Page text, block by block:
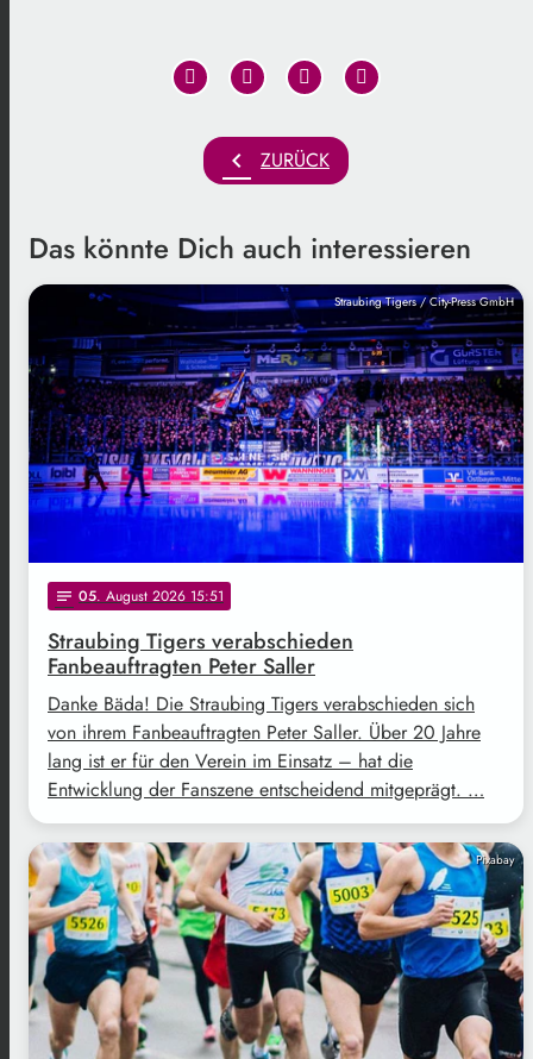
chevron_left ZURÜCK
Das könnte Dich auch interessieren
Straubing Tigers / City-Press GmbH
notes 05. August 2026 15:51
Straubing Tigers verabschieden
Fanbeauftragten Peter Saller
Danke Bäda! Die Straubing Tigers verabschieden sich
von ihrem Fanbeauftragten Peter Saller. Über 20 Jahre
lang ist er für den Verein im Einsatz – hat die
Entwicklung der Fanszene entscheidend mitgeprägt. …
Pixabay